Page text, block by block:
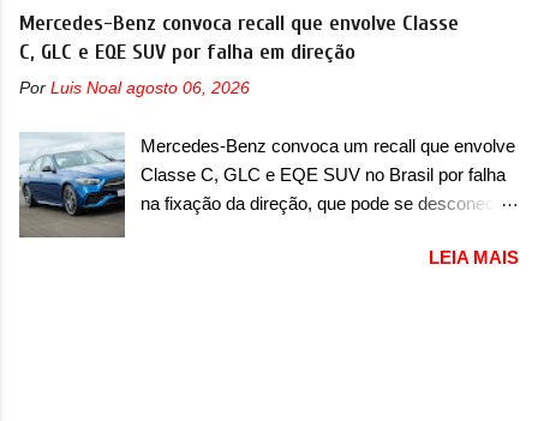
antecipar o lançamento. O novo modelo teve
uma imagem que mostra a traseira do SUV,
onde aparece um pouco das lanternas, que
malas. As lanternas possuem uma iluminação
horizontal. No para-lama traseiro, se n...
unidades com ano/modelo 2026 da picape
compacta e envolve todas as versões com este
ano/modelo. A marca fala que as unidades
afetadas precisam retornar a uma
airbag do motorista, que precisará ser
substituído porque pode ter sido produzido de
forma errada. O serviço já pode ser solucionado
Mercedes-Benz convoca recall que envolve Classe
C, GLC e EQE SUV por falha em direção
Por Luis Noal agosto 06, 2026
Mercedes-Benz convoca um recall que envolve
Classe C, GLC e EQE SUV no Brasil por falha
na fixação da direção, que pode se desconectar
em outubro de 2025 um recall que envolve o trio
LEIA MAIS